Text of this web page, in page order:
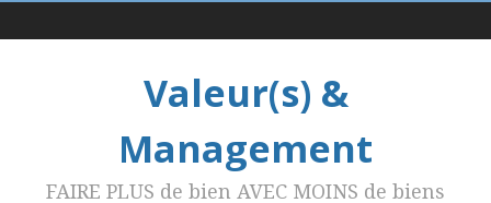
Menu 1
Valeur(s) &
Management
FAIRE PLUS de bien AVEC MOINS de biens